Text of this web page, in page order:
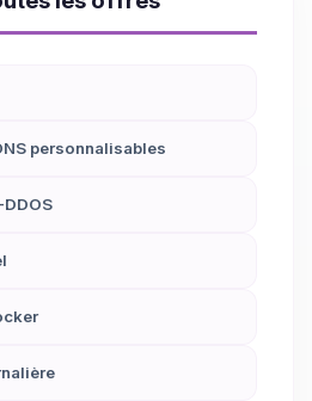
personnalisables